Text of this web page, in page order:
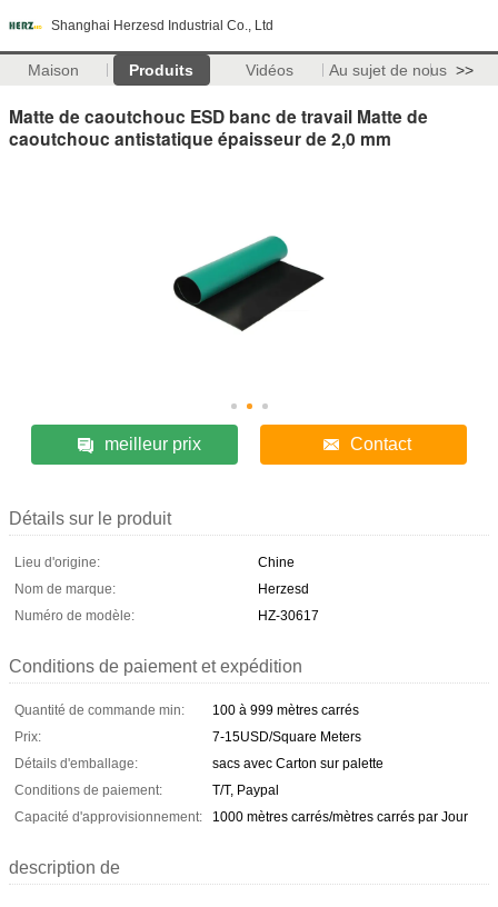
Shanghai Herzesd Industrial Co., Ltd
Maison Produits Vidéos Au sujet de nous >>
Matte de caoutchouc ESD banc de travail Matte de
caoutchouc antistatique épaisseur de 2,0 mm
meilleur prix Contact
Détails sur le produit
Lieu d'origine:
Chine
Nom de marque:
Herzesd
Numéro de modèle:
HZ-30617
Conditions de paiement et expédition
Quantité de commande min:
100 à 999 mètres carrés
Prix:
7-15USD/Square Meters
Détails d'emballage:
sacs avec Carton sur palette
Conditions de paiement:
T/T, Paypal
Capacité d'approvisionnement:
1000 mètres carrés/mètres carrés par Jour
description de